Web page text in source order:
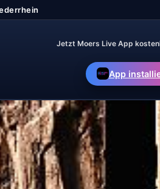
Jetzt Moers Live App
App